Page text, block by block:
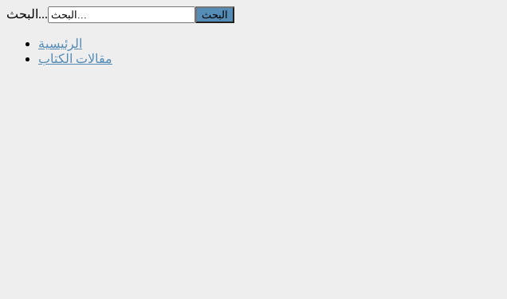
البحث...
الرئيسية
مقالات الكتاب